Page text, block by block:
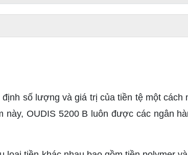
số lượng và giá trị của tiền tệ một cách
OUDIS 5200 B luôn được các ngân